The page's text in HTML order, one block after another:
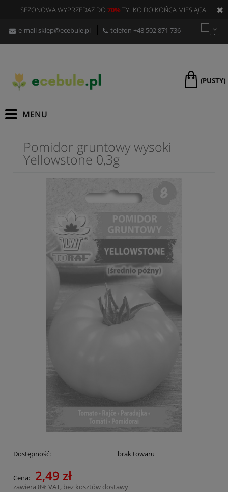
SEZONOWA WYPRZEDAŻ DO 70%TYLKO DO KOŃCA MIESIĄCA!
e-mail sklep@ecebule.pl telefon +48 502 871 736
(PUSTY)
Pomidor gruntowy wysoki
Yellowstone 0,3g
Dostępność: brak towaru
Cena: 2,49 zł
zawiera 8% VAT, bez kosztów dostawy